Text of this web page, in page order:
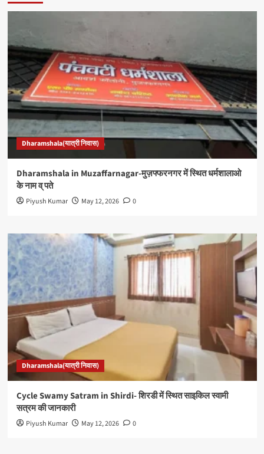
Dharamshala(यात्री निवास)
Dharamshala in Muzaffarnagar-मुज़फ्फरनगर में स्थित धर्मशालाओ
के नाम व् पते
Piyush Kumar May 12, 2026 0
Dharamshala(यात्री निवास)
Cycle Swamy Satram in Shirdi- शिरडी में स्थित साइकिल स्वामी
सत्रम की जानकारी
Piyush Kumar May 12, 2026 0